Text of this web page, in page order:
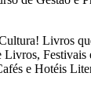
Livros
Livros,
e Hotéis